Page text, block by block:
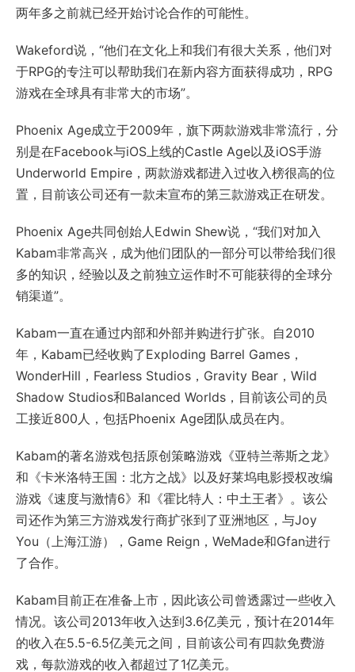
两年多之前就已经开始讨论合作的可能性。
Wakeford说，“他们在文化上和我们有很大关系，他们对
于RPG的专注可以帮助我们在新内容方面获得成功，RPG
游戏在全球具有非常大的市场”。
Phoenix Age成立于2009年，旗下两款游戏非常流行，分
别是在Facebook与iOS上线的Castle Age以及iOS手游
Underworld Empire，两款游戏都进入过收入榜很高的位
置，目前该公司还有一款未宣布的第三款游戏正在研发。
Phoenix Age共同创始人Edwin Shew说，“我们对加入
Kabam非常高兴，成为他们团队的一部分可以带给我们很
多的知识，经验以及之前独立运作时不可能获得的全球分
销渠道”。
Kabam一直在通过内部和外部并购进行扩张。自2010
年，Kabam已经收购了Exploding Barrel Games，
WonderHill，Fearless Studios，Gravity Bear，Wild
Shadow Studios和Balanced Worlds，目前该公司的员
工接近800人，包括Phoenix Age团队成员在内。
Kabam的著名游戏包括原创策略游戏《亚特兰蒂斯之龙》
和《卡米洛特王国：北方之战》以及好莱坞电影授权改编
游戏《速度与激情6》和《霍比特人：中土王者》。该公
司还作为第三方游戏发行商扩张到了亚洲地区，与Joy
You（上海江游），Game Reign，WeMade和Gfan进行
了合作。
Kabam目前正在准备上市，因此该公司曾透露过一些收入
情况。该公司2013年收入达到3.6亿美元，预计在2014年
的收入在5.5-6.5亿美元之间，目前该公司有四款免费游
戏，每款游戏的收入都超过了1亿美元。